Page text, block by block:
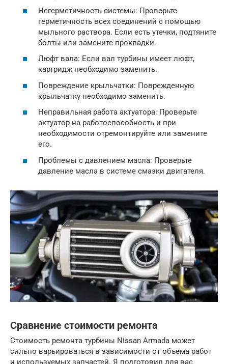
Негерметичность системы: Проверьте
герметичность всех соединений с помощью
мыльного раствора. Если есть утечки, подтяните
болты или замените прокладки.
Люфт вала: Если вал турбины имеет люфт,
картридж необходимо заменить.
Повреждение крыльчатки: Поврежденную
крыльчатку необходимо заменить.
Неправильная работа актуатора: Проверьте
актуатор на работоспособность и при
необходимости отремонтируйте или замените
его.
Проблемы с давлением масла: Проверьте
давление масла в системе смазки двигателя.
Сравнение стоимости ремонта
Стоимость ремонта турбины Nissan Armada может
сильно варьироваться в зависимости от объема работ
и используемых запчастей. Я подготовил для вас